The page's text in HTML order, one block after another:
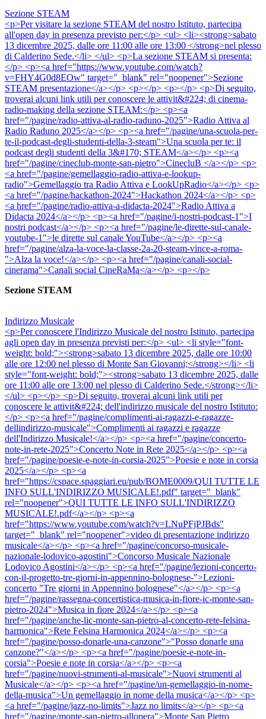
Sezione STEAM
<p>Per visitare la sezione STEAM del nostro Istituto, partecipa
all'open day in presenza previsto per:</p> <ul> <li><strong>sabato
13 dicembre 2025, dalle ore 11:00 alle ore 13:00 </strong>nel plesso
di Calderino Sede.</li> </ul> <p>La sezione STEAM si presenta:
</p> <p><a href="https://www.youtube.com/watch?
v=FHY4G0d8EOw" target="_blank" rel="noopener">Sezione
STEAM presentazione</a></p> <p></p> <p></p> <p>Di seguito,
troverai alcuni link utili per conoscere le attivit&#224; di cinema-
radio-making della sezione STEAM:</p> <p><a
href="/pagine/radio-attiva-al-radio-raduno-2025">Radio Attiva al
Radio Raduno 2025</a></p> <p><a href="/pagine/una-scuola-per-
te-il-podcast-degli-studenti-della-3-steam">Una scuola per te: il
podcast degli studenti della 3&#170; STEAM</a></p> <p><a
href="/pagine/cineclub-monte-san-pietro">CinecluB </a></p> <p>
<a href="/pagine/gemellaggio-radio-attiva-e-lookup-
radio">Gemellaggio tra Radio Attiva e LookUpRadio</a></p> <p>
<a href="/pagine/hackathon-2024">Hackathon 2024</a></p> <p>
<a href="/pagine/radio-attiva-a-didacta-2024">Radio Attiva a
Didacta 2024</a></p> <p><a href="/pagine/i-nostri-podcast-1">I
nostri podcast</a></p> <p><a href="/pagine/le-dirette-sul-canale-
youtube-1">le dirette sul canale YouTube</a></p> <p><a
href="/pagine/alza-la-voce-la-classe-2a-20-steam-vince-a-roma-
">Alza la voce!</a></p> <p><a href="/pagine/canali-social-
cinerama">Canali social CineRaMa</a></p> <p></p>
Sezione STEAM
Indirizzo Musicale
<p>Per conoscere l'Indirizzo Musicale del nostro Istituto, partecipa
agli open day in presenza previsti per:</p> <ul> <li style="font-
weight: bold;"><strong>sabato 13 dicembre 2025, dalle ore 10:00
alle ore 12:00 nel plesso di Monte San Giovanni;</strong></li> <li
style="font-weight: bold;"><strong>sabato 13 dicembre 2025, dalle
ore 11:00 alle ore 13:00 nel plesso di Calderino Sede.</strong></li>
</ul> <p></p> <p>Di seguito, troverai alcuni link utili per
conoscere le attivit&#224; dell'indirizzo musicale del nostro Istituto:
</p> <p><a href="/pagine/complimenti-ai-ragazzi-e-ragazze-
dellindirizzo-musicale">Complimenti ai ragazzi e ragazze
dell'Indirizzo Musicale!</a></p> <p><a href="/pagine/concerto-
note-in-rete-2025">Concerto Note in Rete 2025</a></p> <p><a
href="/pagine/poesie-e-note-in-corsia-2025">Poesie e note in corsia
2025</a></p> <p><a
href="https://cspace.spaggiari.eu/pub/BOME0009/QUI TUTTE LE
INFO SULL'INDIRIZZO MUSICALE!.pdf" target="_blank"
rel="noopener">QUI TUTTE LE INFO SULL'INDIRIZZO
MUSICALE!.pdf</a></p> <p><a
href="https://www.youtube.com/watch?v=LNuPFjPJBds"
target="_blank" rel="noopener">video di presentazione indirizzo
musicale</a></p> <p><a href="/pagine/concorso-musicale-
nazionale-lodovico-agostini">Concorso Musicale Nazionale
Lodovico Agostini</a></p> <p><a href="/pagine/lezioni-concerto-
con-il-progetto-tre-giorni-in-appennino-bolognese-">Lezioni-
concerto "Tre giorni in Appennino bolognese"</a></p> <p><a
href="/pagine/rassegna-concertistica-musica-in-fiore-ic-monte-san-
pietro-2024">Musica in fiore 2024</a></p> <p><a
href="/pagine/anche-lic-monte-san-pietro-al-concerto-rete-felsina-
harmonica">Rete Felsina Harmonica 2024</a></p> <p><a
href="/pagine/posso-donarle-una-canzone">"Posso donarle una
canzone?"</a></p> <p><a href="/pagine/poesie-e-note-in-
corsia">Poesie e note in corsia</a></p> <p><a
href="/pagine/nuovi-strumenti-al-musicale">Nuovi strumenti al
Musicale</a></p> <p><a href="/pagine/un-gemellaggio-in-nome-
della-musica">Un gemellaggio in nome della musica</a></p> <p>
<a href="/pagine/jazz-no-limits">Jazz no limits</a></p> <p><a
href="/pagine/monte-san-pietro-allopera">Monte San Pietro